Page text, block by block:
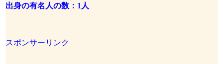
出身の有名人の数：1人
スポンサーリンク